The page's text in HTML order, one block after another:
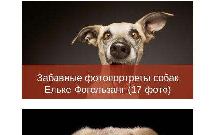
Забавные фотопортреты собак
Ельке Фогельзанг (17 фото)